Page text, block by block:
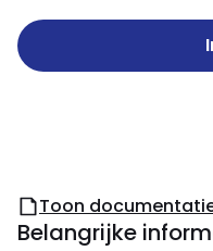
Toon
Belangrijke